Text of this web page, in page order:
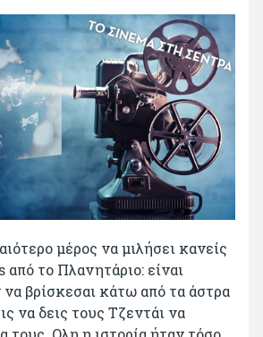
μέρος να μιλήσει κανείς
από το Πλανητάριο: είναι
βρίσκεσαι κάτω από τα άστρα
να δεις τους Τζεντάι να